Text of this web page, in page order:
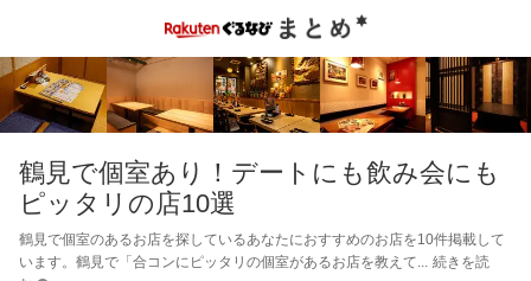
鶴見で個室あり！デートにも飲み会にも
ピッタリの店10選
鶴見で個室のあるお店を探しているあなたにおすすめのお店を10件掲載して
います。鶴見で「合コンにピッタリの個室があるお店を教えて
続きを読